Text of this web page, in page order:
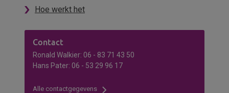
Hoe werkt het
Contact
Ronald Walkier: 06 - 83 71 43 50
Hans Pater: 06 - 53 29 96 17
Alle contactgegevens